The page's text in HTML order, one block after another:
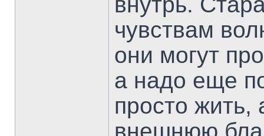
чувствам
они могут
а надо еще
просто жить,
внешнюю